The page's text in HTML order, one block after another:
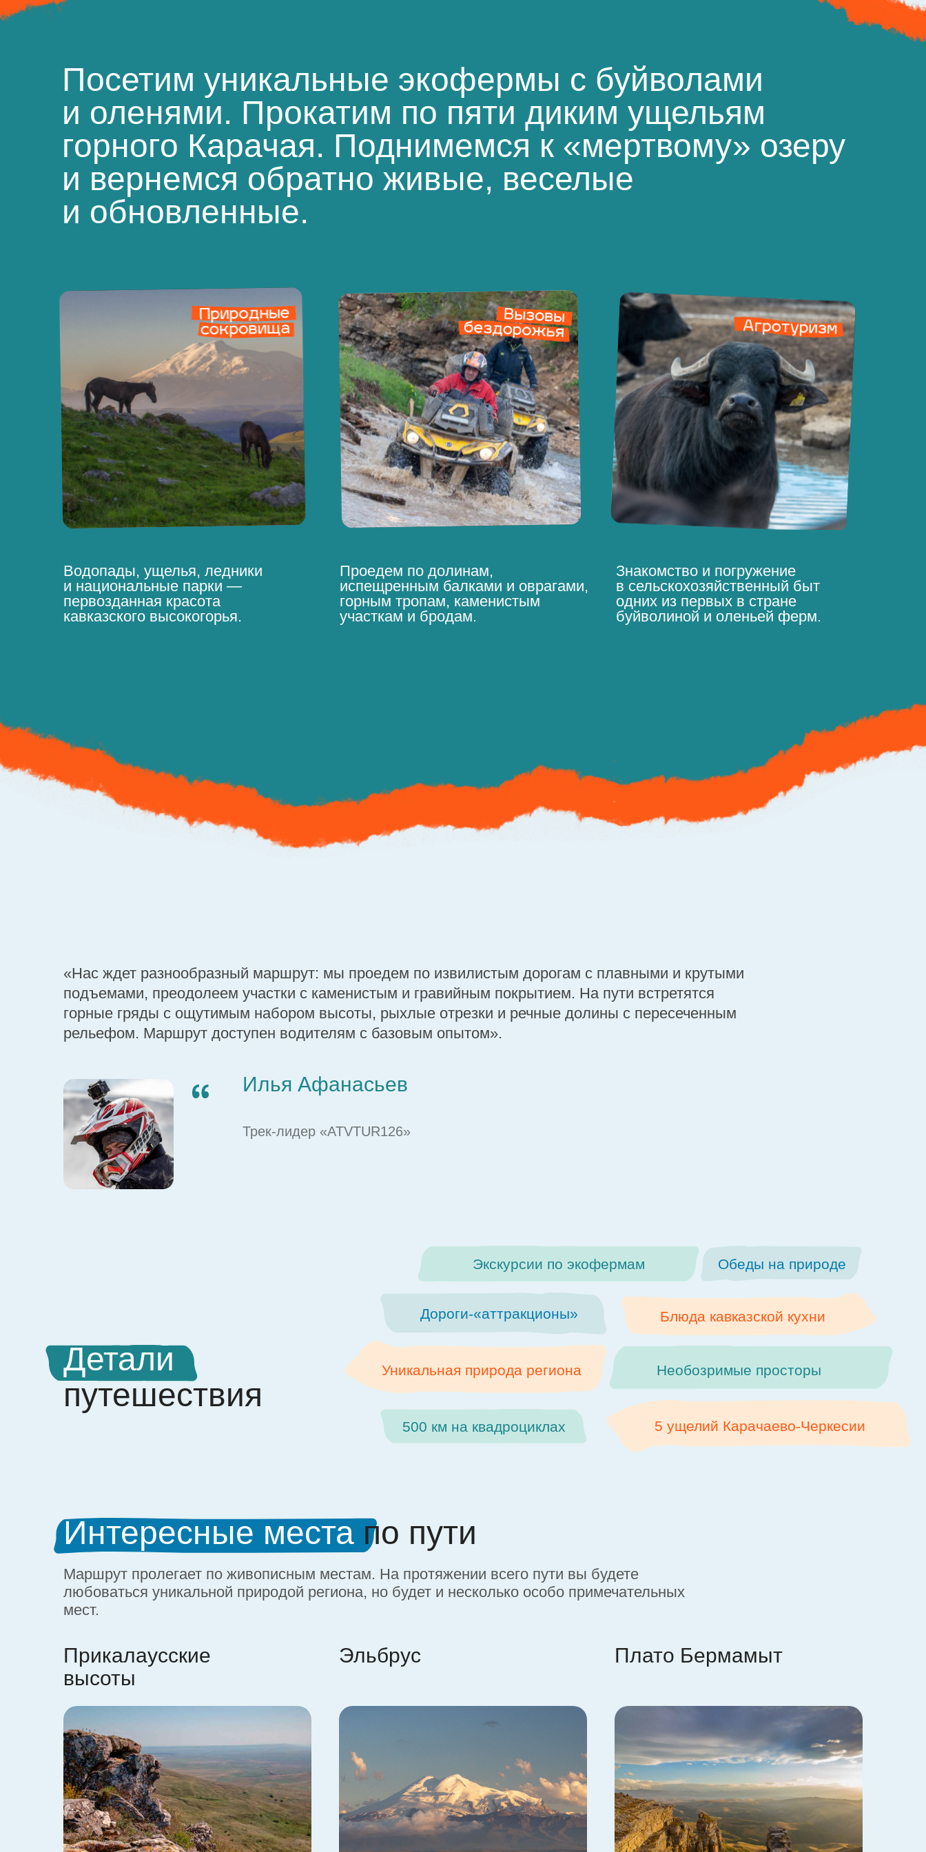
Посетим уникальные экофермы с буйволами
и оленями. Прокатим по пяти диким ущельям
горного Карачая. Поднимемся к «мертвому» озеру
и вернемся обратно живые, веселые
и обновленные.
Водопады, ущелья, ледники
и национальные парки —
первозданная красота
кавказского высокогорья.
Проедем по долинам,
испещренным балками и оврагами,
горным тропам, каменистым
участкам и бродам.
Знакомство и погружение
в сельскохозяйственный быт
одних из первых в стране
буйволиной и оленьей ферм.
Трек-лидер «ATVTUR126»
Илья Афанасьев
«Нас ждет разнообразный маршрут: мы проедем по извилистым дорогам с плавными и крутыми
подъемами, преодолеем участки с каменистым и гравийным покрытием. На пути встретятся
горные гряды с ощутимым набором высоты, рыхлые отрезки и речные долины с пересеченным
рельефом. Маршрут доступен водителям с базовым опытом».
Детали
путешествия
Экскурсии по экофермам Обеды на природе
Уникальная природа региона
500 км на квадроциклах 5 ущелий Карачаево-Черкесии
Дороги-«аттракционы» Блюда кавказской кухни
Необозримые просторы
Интересные места по пути
Маршрут пролегает по живописным местам. На протяжении всего пути вы будете
любоваться уникальной природой региона, но будет и несколько особо примечательных
мест.
Прикалаусские
высоты
Эльбрус Плато Бермамыт